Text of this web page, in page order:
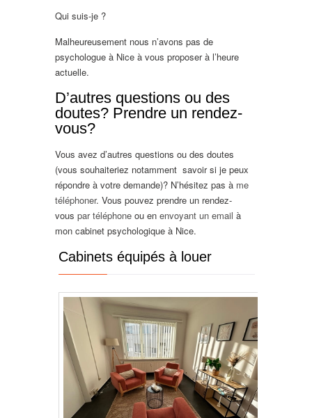
Qui suis-je ?
Malheureusement nous n’avons pas de
psychologue à Nice à vous proposer à l’heure
actuelle.
D’autres questions ou des
doutes? Prendre un rendez-
vous?
Vous avez d’autres questions ou des doutes
(vous souhaiteriez notamment savoir si je peux
répondre à votre demande)? N’hésitez pas à me
téléphoner. Vous pouvez prendre un rendez-
vous par téléphone ou en envoyant un email à
mon cabinet psychologique à Nice.
Cabinets équipés à louer